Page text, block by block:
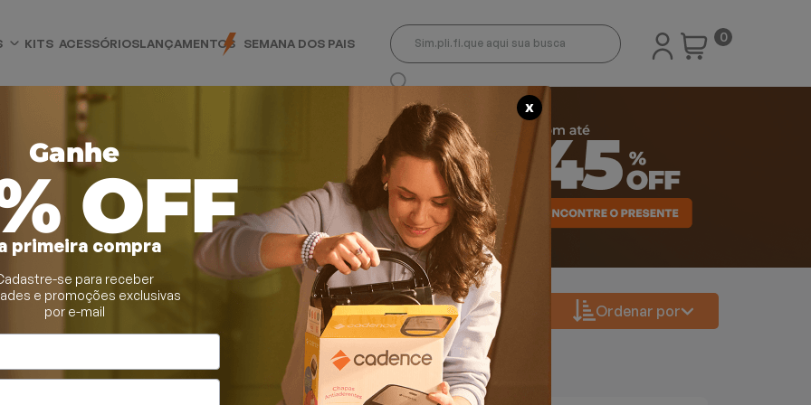
KITS ACESSÓRIOSLANÇAMENTOS SEMANA DOS PAIS 0
Ordenar por
X
Ganhe
OFF
primeira compra
se para receber
e promoções exclusivas
por e-mail